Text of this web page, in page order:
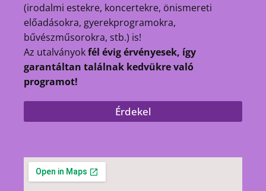
(irodalmi estekre, koncertekre, önismereti
előadásokra, gyerekprogramokra,
bűvészműsorokra, stb.) is!
Az utalványokfél évig érvényesek, így
garantáltan találnak kedvükre való
programot!
Érdekel